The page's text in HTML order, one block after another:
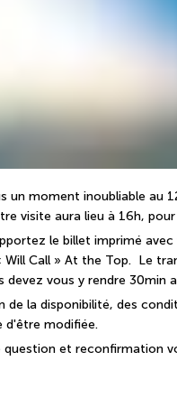
un moment inoubliable au
visite aura lieu à 16h,
le billet imprimé
Will Call » At the Top.  Le
devez vous y rendre 30min
de la disponibilité, des
d'être modifiée.
et reconfirmation